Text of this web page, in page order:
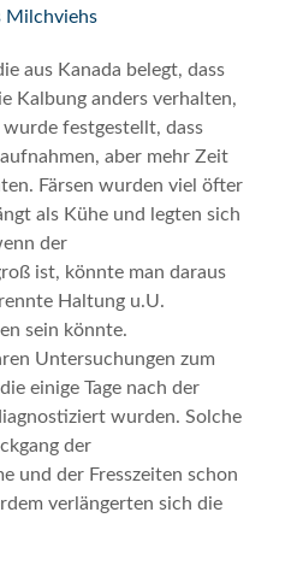
Milchviehs
aus Kanada belegt, dass
Kalbung anders verhalten,
festgestellt, dass
aber mehr Zeit
Färsen wurden viel öfter
als Kühe und legten sich
der
ist, könnte man daraus
Haltung u.U.
sein könnte.
Untersuchungen zum
einige Tage nach der
wurden. Solche
der
und der Fresszeiten schon
verlängerten sich die